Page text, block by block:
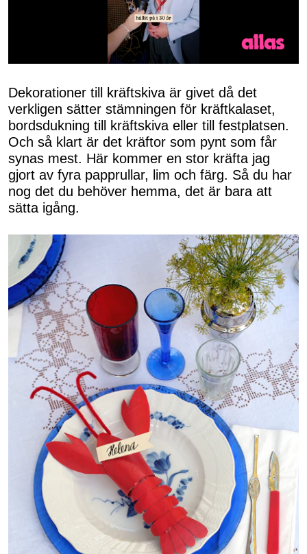
of
50
seconds
Dekorationer till kräftskiva är givet då det
verkligen sätter stämningen för kräftkalaset,
bordsdukning till kräftskiva eller till festplatsen.
Och så klart är det kräftor som pynt som får
synas mest. Här kommer en stor kräfta jag
gjort av fyra papprullar, lim och färg. Så du har
nog det du behöver hemma, det är bara att
sätta igång.